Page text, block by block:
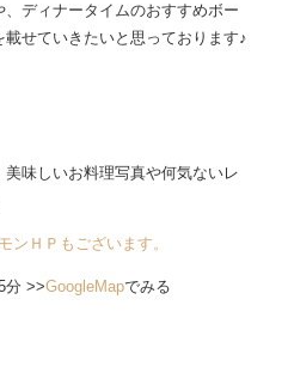
ディナータイムのおすすめボー
載せていきたいと思っております♪
味しいお料理写真や何気ないレ
ンＨＰもございます。
分 >>GoogleMapでみる